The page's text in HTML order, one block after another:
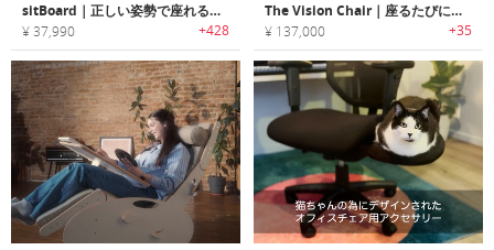
sitBoard｜正しい姿勢で座れるオフィスチェア用フットレストシステム「シットボード」
¥ 37,990 +428
The Vision Chair｜座るたびに正しい姿勢を導く調整可能なオフィスチェア
¥ 137,000 +35